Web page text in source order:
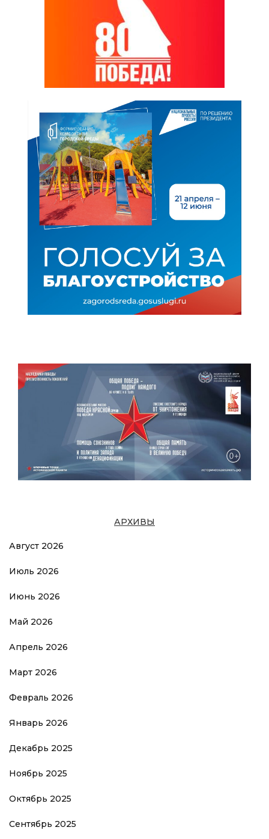
АРХИВЫ
Август 2026
Июль 2026
Июнь 2026
Май 2026
Апрель 2026
Март 2026
Февраль 2026
Январь 2026
Декабрь 2025
Ноябрь 2025
Октябрь 2025
Сентябрь 2025